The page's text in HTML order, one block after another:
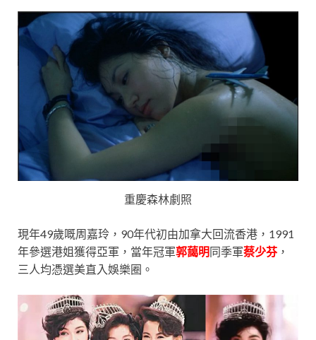
重慶森林劇照
現年49歲嘅周嘉玲，90年代初由加拿大回流香港，1991
年參選港姐獲得亞軍，當年冠軍郭藹明同季軍蔡少芬 ，
三人均憑選美直入娛樂圈。